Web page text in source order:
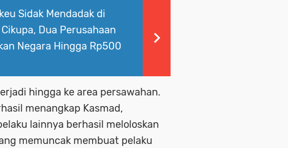
Sidak Mendadak di
Dua Perusahaan
Negara Hingga Rp500
hingga ke area persawahan.
menangkap Kasmad,
lainnya berhasil meloloskan
memuncak membuat pelaku